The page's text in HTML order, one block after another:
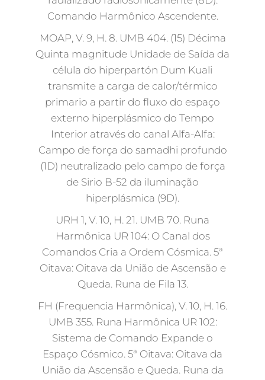
Comando Harmônico Ascendente.
MOAP, V. 9, H. 8. UMB 404. (15) Décima
Quinta magnitude Unidade de Saída da
célula do hiperpartón Dum Kuali
transmite a carga de calor/térmico
primario a partir do fluxo do espaço
externo hiperplásmico do Tempo
Interior através do canal Alfa-Alfa:
Campo de força do samadhi profundo
(1D) neutralizado pelo campo de força
de Sirio B-52 da iluminação
hiperplásmica (9D).
URH 1, V. 10, H. 21. UMB 70. Runa
Harmônica UR 104: O Canal dos
Comandos Cria a Ordem Cósmica. 5ª
Oitava: Oitava da União de Ascensão e
Queda. Runa de Fila 13.
FH (Frequencia Harmônica), V. 10, H. 16.
UMB 355. Runa Harmônica UR 102:
Sistema de Comando Expande o
Espaço Cósmico. 5ª Oitava: Oitava da
União da Ascensão e Queda. Runa da